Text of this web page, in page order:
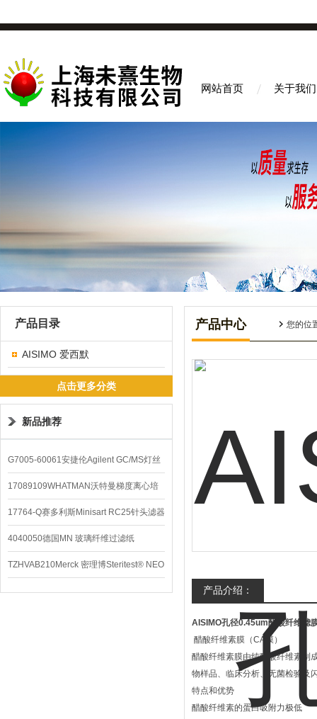
网站首页 关于我们
产品目录
AISIMO 爱西默
点击更多分类
新品推荐
G7005-60061安捷伦Agilent GC/MS灯丝
配件
17089109WHATMAN沃特曼梯度离心培
养基
17764-Q赛多利斯Minisart RC25针头滤器
4040050德国MN 玻璃纤维过滤纸
TZHVAB210Merck 密理博Steritest® NEO
设备
产品中心 您的位
产品介绍：
AISIMO孔径0.45um醋酸纤维滤
醋酸纤维素膜（CA膜）
醋酸纤维素膜由纯醋酸纤维素制
物样品、临床分析、无菌检验及
特点和优势
醋酸纤维素的蛋白吸附力极低